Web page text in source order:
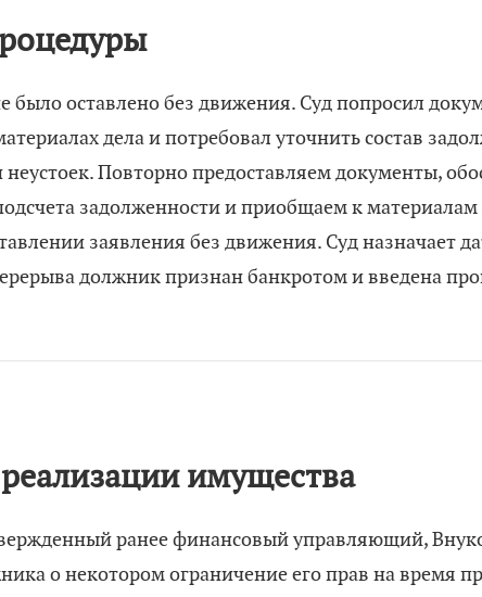
было оставлено без движения. Суд попросил
дела и потребовал уточнить состав
неустоек. Повторно предоставляем документы,
задолженности и приобщаем к
заявления без движения. Суд назначает
должник признан банкротом и введена
имущества
ранее финансовый управляющий,
о некотором ограничение его прав на время